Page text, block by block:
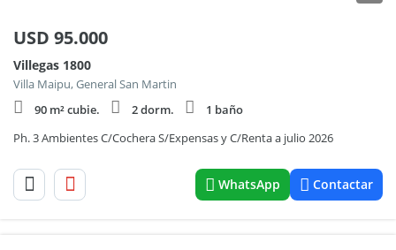
USD 95.000
Villegas 1800
Villa Maipu, General San Martin
90 m² cubie.
2 dorm.
1 baño
Ph. 3 Ambientes C/Cochera S/Expensas y C/Renta a julio 2026
WhatsApp Contactar